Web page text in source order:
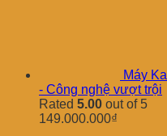
Máy
- Công nghệ vượt trội
Rated 5.00 out of 5
149.000.000₫